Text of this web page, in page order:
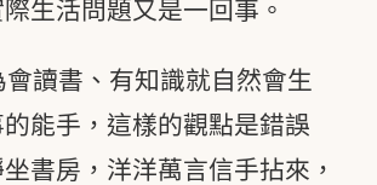
生活問題又是一回事。
會讀書、有知識就自然會生
能手，這樣的觀點是錯誤
書房，洋洋萬言信手拈來，